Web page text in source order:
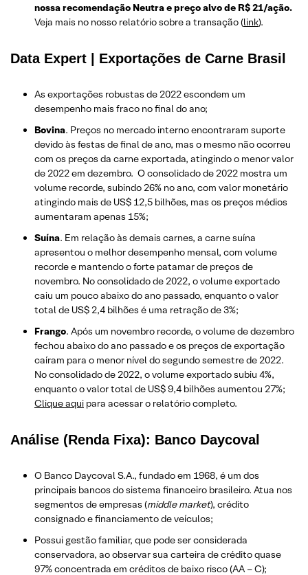
nossa recomendação Neutra e preço alvo de R$ 21/ação.
Veja mais no nosso relatório sobre a transação (link).
Data Expert | Exportações de Carne Brasil
As exportações robustas de 2022 escondem um
desempenho mais fraco no final do ano;
Bovina. Preços no mercado interno encontraram suporte
devido às festas de final de ano, mas o mesmo não ocorreu
com os preços da carne exportada, atingindo o menor valor
de 2022 em dezembro. O consolidado de 2022 mostra um
volume recorde, subindo 26% no ano, com valor monetário
atingindo mais de US$ 12,5 bilhões, mas os preços médios
aumentaram apenas 15%;
Suína. Em relação às demais carnes, a carne suína
apresentou o melhor desempenho mensal, com volume
recorde e mantendo o forte patamar de preços de
novembro. No consolidado de 2022, o volume exportado
caiu um pouco abaixo do ano passado, enquanto o valor
total de US$ 2,4 bilhões é uma retração de 3%;
Frango. Após um novembro recorde, o volume de dezembro
fechou abaixo do ano passado e os preços de exportação
caíram para o menor nível do segundo semestre de 2022.
No consolidado de 2022, o volume exportado subiu 4%,
enquanto o valor total de US$ 9,4 bilhões aumentou 27%;
Clique aqui para acessar o relatório completo.
Análise (Renda Fixa): Banco Daycoval
O Banco Daycoval S.A., fundado em 1968, é um dos
principais bancos do sistema financeiro brasileiro. Atua nos
segmentos de empresas (middle market), crédito
consignado e financiamento de veículos;
Possui gestão familiar, que pode ser considerada
conservadora, ao observar sua carteira de crédito quase
97% concentrada em créditos de baixo risco (AA – C);